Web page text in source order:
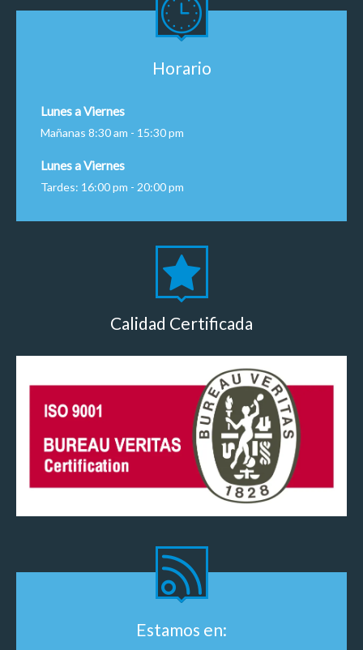
Horario
Lunes a Viernes
Mañanas 8:30 am - 15:30 pm
Lunes a Viernes
Tardes: 16:00 pm - 20:00 pm
Calidad Certificada
Estamos en: